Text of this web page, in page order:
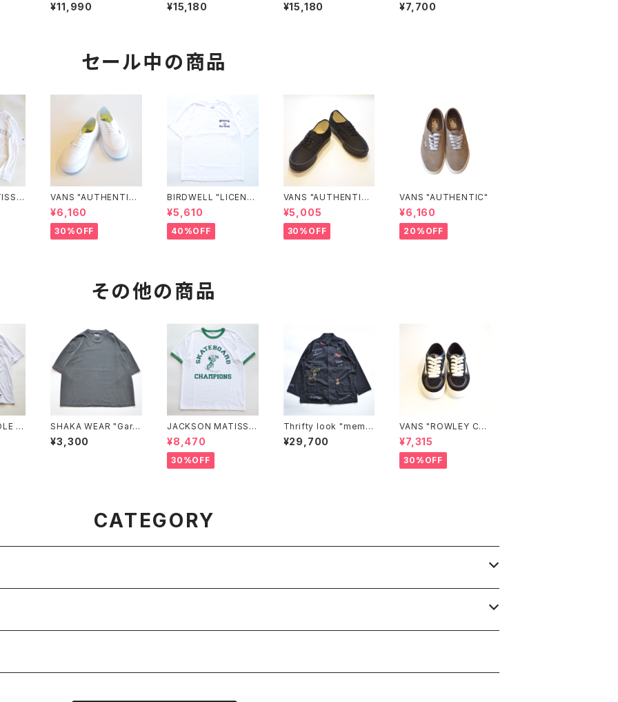
¥11,990
TSHIRT -SF GRASS"
¥15,180
TSHIRT -SF GRASS"
¥15,180
HELIOTROPISM"
¥7,700
セール中の商品
VANS "AUTHENTIC
VR3 VN0005UDTB
D"
¥6,160
30%OFF
BIRDWELL "LICENSE
PLATE TEE"
¥5,610
40%OFF
VANS "AUTHENTIC"
(BLACK/BLACK)
¥5,005
30%OFF
VANS "AUTHENTIC"
¥6,160
20%OFF
その他の商品
S/
SHAKA WEAR "Garm
ent Dye Drop Shoul
der 7.5 OZ"
¥3,300
JACKSON MATISSE
"SKATEBOARD CHA
MPIONS Tee"
¥8,470
30%OFF
Thrifty look "memo
rial active coverall"
¥29,700
VANS "ROWLEY CLA
SSIC SHOES"
¥7,315
30%OFF
CATEGORY